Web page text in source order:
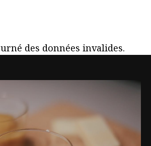
des données invalides.